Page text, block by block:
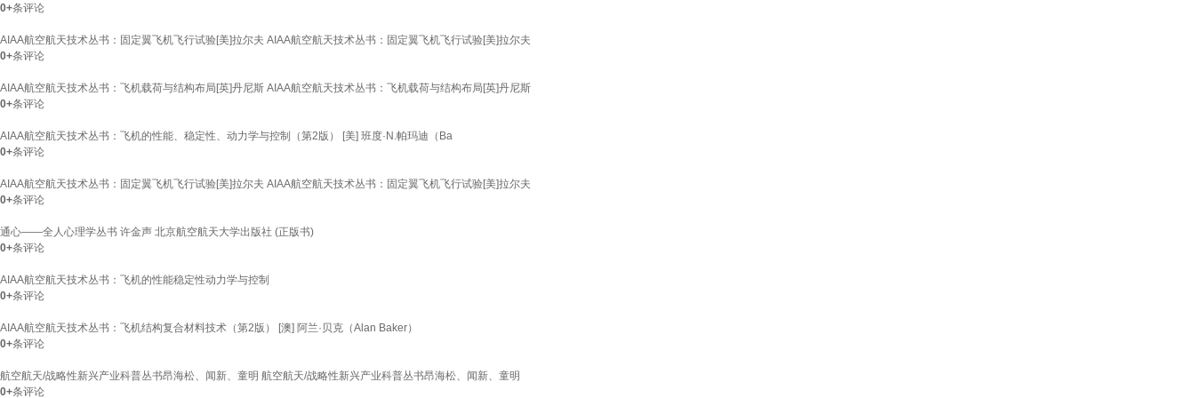
0+条评论
AIAA航空航天技术丛书：固定翼飞机飞行试验[美]拉尔夫 AIAA航空航天技术丛书：固定翼飞机飞行试验[美]拉尔夫
0+条评论
AIAA航空航天技术丛书：飞机载荷与结构布局[英]丹尼斯 AIAA航空航天技术丛书：飞机载荷与结构布局[英]丹尼斯
0+条评论
AIAA航空航天技术丛书：飞机的性能、稳定性、动力学与控制（第2版） [美] 班度·N.帕玛迪（Ba
0+条评论
AIAA航空航天技术丛书：固定翼飞机飞行试验[美]拉尔夫 AIAA航空航天技术丛书：固定翼飞机飞行试验[美]拉尔夫
0+条评论
通心——全人心理学丛书 许金声 北京航空航天大学出版社 (正版书)
0+条评论
AIAA航空航天技术丛书：飞机的性能稳定性动力学与控制
0+条评论
AIAA航空航天技术丛书：飞机结构复合材料技术（第2版） [澳] 阿兰·贝克（Alan Baker）
0+条评论
航空航天/战略性新兴产业科普丛书昂海松、闻新、童明 航空航天/战略性新兴产业科普丛书昂海松、闻新、童明
0+条评论